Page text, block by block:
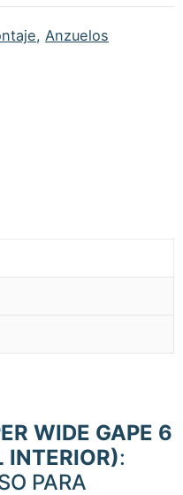
, Anzuelos
WIDE GAPE 6
:
PARA